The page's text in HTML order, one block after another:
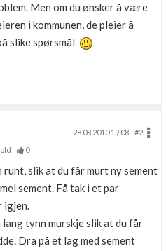
Men om du ønsker å være
i kommunen, de pleier å
slike spørsmål
28.08.2010 19.08
#2
0
slik at du får murt ny sement
sement. Få tak i et par
igjen.
lang tynn murskje slik at du får
Dra på et lag med sement